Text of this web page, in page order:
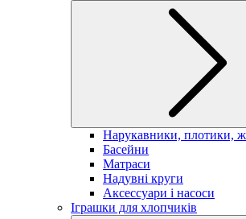
Нарукавники, плотики,
Басейни
Матраси
Надувні круги
Аксессуари і насоси
Іграшки для хлопчиків